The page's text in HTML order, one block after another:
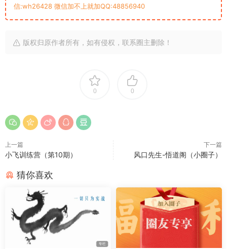
信:wh26428 微信加不上就加QQ:48856940
版权归原作者所有，如有侵权，联系圈主删除！
0 0
上一篇
小飞训练营（第10期）
下一篇
风口先生-悟道阁（小圈子）
猜你喜欢